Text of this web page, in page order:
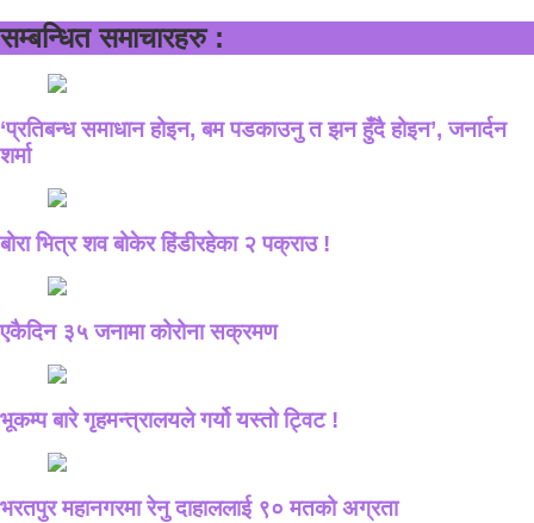
सम्बन्धित समाचारहरु :
‘प्रतिबन्ध समाधान होइन, बम पडकाउनु त झन हुँदै होइन’, जनार्दन
शर्मा
बोरा भित्र शव बोकेर हिंडीरहेका २ पक्राउ !
एकैदिन ३५ जनामा कोरोना सक्रमण
भूकम्प बारे गृहमन्त्रालयले गर्यो यस्तो ट्विट !
भरतपुर महानगरमा रेनु दाहाललाई ९० मतको अग्रता